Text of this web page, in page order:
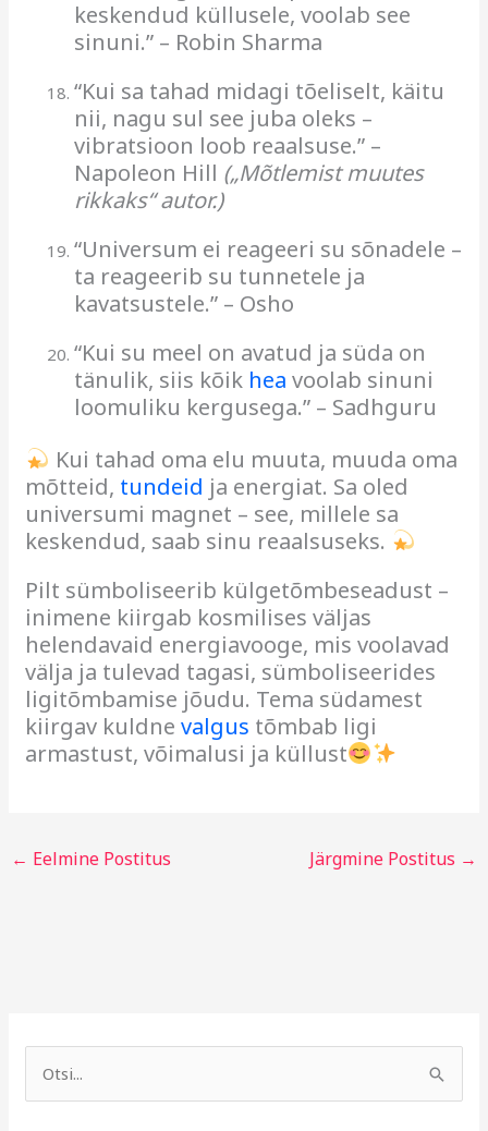
keskendud küllusele, voolab see
sinuni.” – Robin Sharma
“Kui sa tahad midagi tõeliselt, käitu
nii, nagu sul see juba oleks –
vibratsioon loob reaalsuse.” –
Napoleon Hill („Mõtlemist muutes
rikkaks“ autor.)
“Universum ei reageeri su sõnadele –
ta reageerib su tunnetele ja
kavatsustele.” – Osho
“Kui su meel on avatud ja süda on
tänulik, siis kõik hea voolab sinuni
loomuliku kergusega.” – Sadhguru
Kui tahad oma elu muuta, muuda oma
mõtteid, tundeid ja energiat. Sa oled
universumi magnet – see, millele sa
keskendud, saab sinu reaalsuseks.
Pilt sümboliseerib külgetõmbeseadust –
inimene kiirgab kosmilises väljas
helendavaid energiavooge, mis voolavad
välja ja tulevad tagasi, sümboliseerides
ligitõmbamise jõudu. Tema südamest
kiirgav kuldnevalgus tõmbab ligi
armastust, võimalusi ja küllust
← Eelmine Postitus Järgmine Postitus →